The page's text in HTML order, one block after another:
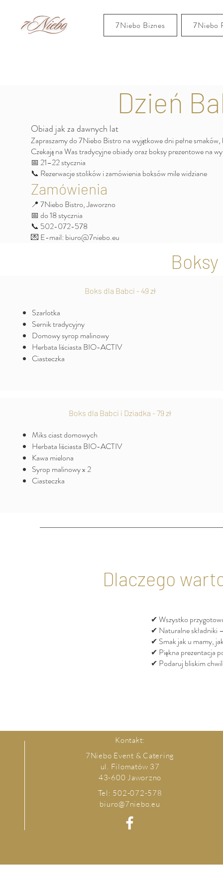
7Niebo Biznes 7Niebo
Dzień
Obiad jak za dawnych lat
Zapraszamy do 7Niebo Bistro na wyjątkowe dni pełne
Czekają na Was tradycyjne obiady oraz boksy prezentowe na
📅 21–22 stycznia
📞 Rezerwacje stolików i zamówienia boksów mile widziane
Zamówienia
📍 7Niebo Bistro, Jaworzno
📅 do 18 stycznia
📞 502-072-578
💌 E-mail: biuro@7niebo.eu
Boks dla Babci - 49 zł
Szarlotka
Sernik tradycyjny
Domowy syrop malinowy
Herbata liściasta BIO-ACTIV
Ciasteczka
Boks dla Babci i Dziadka - 79 zł
Miks ciast domowych
Herbata liściasta BIO-ACTIV
Kawa mielona
Syrop malinowy x 2
Ciasteczka
Dlaczego
✔ Wszystko
✔ Naturalne składniki
✔ Smak jak u mamy,
✔ Piękna prezentacja
✔ Podaruj bliskim
Kontakt:
7Niebo Event & Catering
ul. Filomatów 37
43-600 Jaworzno
Tel: 502-072-578
biuro@7niebo.eu